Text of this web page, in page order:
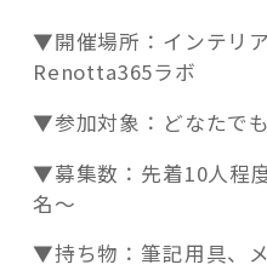
▼開催場所：インテリ
Renotta365ラボ
▼参加対象：どなたで
▼募集数：先着10人
名～
▼持ち物：筆記用具、